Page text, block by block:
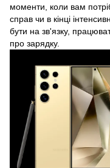
моменти, коли вам
справ чи в кінці
бути на зв'язку,
про зарядку.